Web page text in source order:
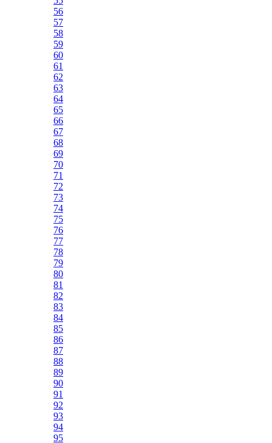
56
57
58
59
60
61
62
63
64
65
66
67
68
69
70
71
72
73
74
75
76
77
78
79
80
81
82
83
84
85
86
87
88
89
90
91
92
93
94
95